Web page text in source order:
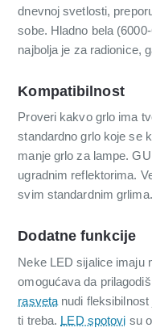
dnevnoj svetlosti,
sobe. Hladno bela
najbolja je za radionice,
Kompatibilnost
Proveri kakvo grlo ima
standardno grlo koje se
manje grlo za lampe.
ugradnim reflektorima.
svim standardnim grlima.
Dodatne funkcije
Neke LED sijalice imaju
omogućava da
rasveta nudi
ti treba. LED spotovi su